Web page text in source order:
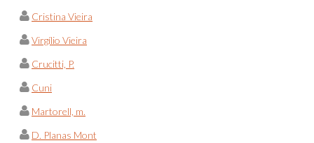
Cristina Vieira
Virgílio Vieira
Crucitti, P.
Cuni
Martorell, m.
D. Planas Mont